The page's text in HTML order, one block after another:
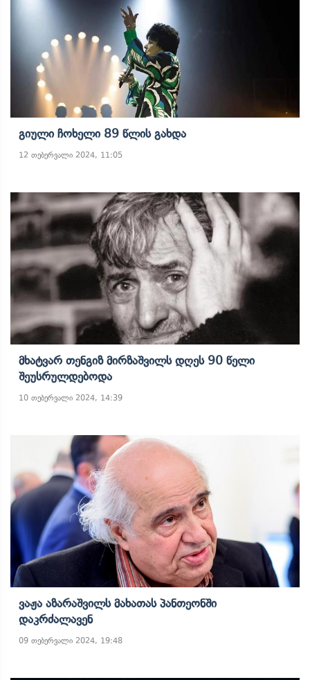
Გიული Ჩოხელი 89 Წლის Გახდა
12 თებერვალი 2024, 11:05
Მხატვარ Თენგიზ Მირზაშვილს Დღეს 90 Წელი
Შეუსრულდებოდა
10 თებერვალი 2024, 14:39
Ვაჟა Აზარაშვილს Მახათას Პანთეონში
Დაკრძალავენ
09 თებერვალი 2024, 19:48